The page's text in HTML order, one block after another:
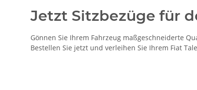
Jetzt Sitzbezüge für
Gönnen Sie Ihrem Fahrzeug maßgeschneiderte
Bestellen Sie jetzt und verleihen Sie Ihrem Fiat